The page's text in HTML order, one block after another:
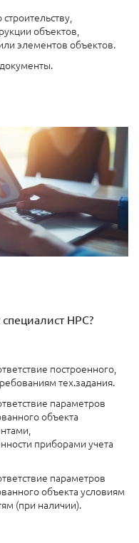
объектов,
элементов объектов.
НРС?
построенного,
тех.задания.
параметров
объекта
приборами учета
параметров
объекта условиям
(при наличии).